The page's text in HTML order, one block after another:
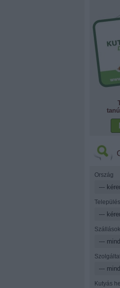
Ország
Település
Szállások
Kutyás